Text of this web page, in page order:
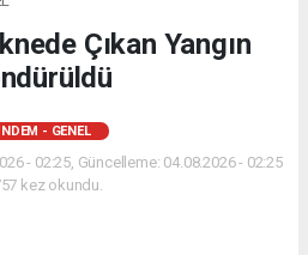
Çıkan Yangın
- GENEL
- 02:25, Güncelleme: 04.08.2026 - 02:25
kez okundu.